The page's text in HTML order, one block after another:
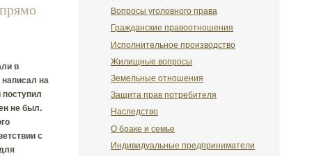
в
на
не был.
с
Вопросы уголовного права
Гражданские правоотношения
Исполнительное производство
Жилищные вопросы
Земельные отношения
Защита прав потребителя
Наследство
О браке и семье
Индивидуальные предприниматели